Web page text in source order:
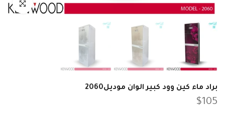
انقر للتكبير
براد ماء كين وود كبير الوان موديل2060
$105